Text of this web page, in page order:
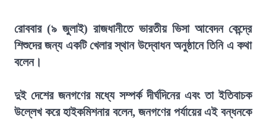
রোববার (৯ জুলাই) রাজধানীতে ভারতীয় ভিসা আবেদন কেন্দ্রে
শিশুদের জন্য একটি খেলার স্থান উদ্বোধন অনুষ্ঠানে তিনি এ কথা
বলেন।
দুই দেশের জনগণের মধ্যে সম্পর্ক দীর্ঘদিনের এবং তা ইতিবাচক
উল্লেখ করে হাইকমিশনার বলেন, জনগণের পর্যায়ের এই বন্ধনকে